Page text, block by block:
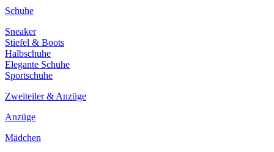
Schuhe
Sneaker
Stiefel & Boots
Halbschuhe
Elegante Schuhe
Sportschuhe
Zweiteiler & Anzüge
Anzüge
Mädchen